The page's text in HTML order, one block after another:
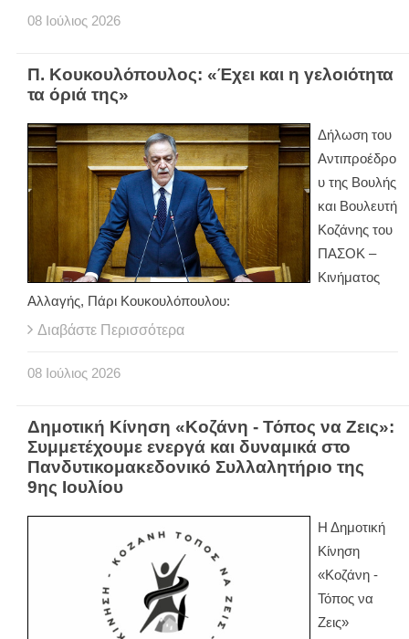
08 Ιούλιος 2026
Π. Κουκουλόπουλος: «Έχει και η γελοιότητα
τα όριά της»
Δήλωση του
Αντιπροέδρο
υ της Βουλής
και Βουλευτή
Κοζάνης του
ΠΑΣΟΚ –
Κινήματος
Αλλαγής, Πάρι Κουκουλόπουλου:
Διαβάστε Περισσότερα
08 Ιούλιος 2026
Δημοτική Κίνηση «Κοζάνη - Τόπος να Ζεις»:
Συμμετέχουμε ενεργά και δυναμικά στο
Πανδυτικομακεδονικό Συλλαλητήριο της
9ης Ιουλίου
Η Δημοτική
Κίνηση
«Κοζάνη -
Τόπος να
Ζεις»